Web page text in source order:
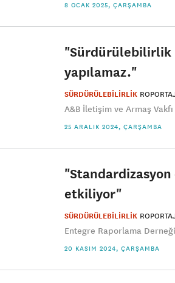
8 OCAK 2025, ÇARŞAMBA
"Sürdürülebilirlik
yapılamaz."
SÜRDÜRÜLEBİLİRLİK
A&B İletişim ve Armaş
25 ARALIK 2024, ÇARŞAMBA
etkiliyor"
SÜRDÜRÜLEBİLİRLİK
Entegre Raporlama
20 KASIM 2024, ÇARŞAMBA